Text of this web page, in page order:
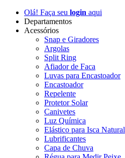
Olá! Faça seu login aqui
Departamentos
Acessórios
Snap e Giradores
Argolas
Split Ring
Afiador de Faca
Luvas para Encastoador
Encastoador
Repelente
Protetor Solar
Canivetes
Luz Química
Elástico para Isca Natural
Lubrificantes
Capa de Chuva